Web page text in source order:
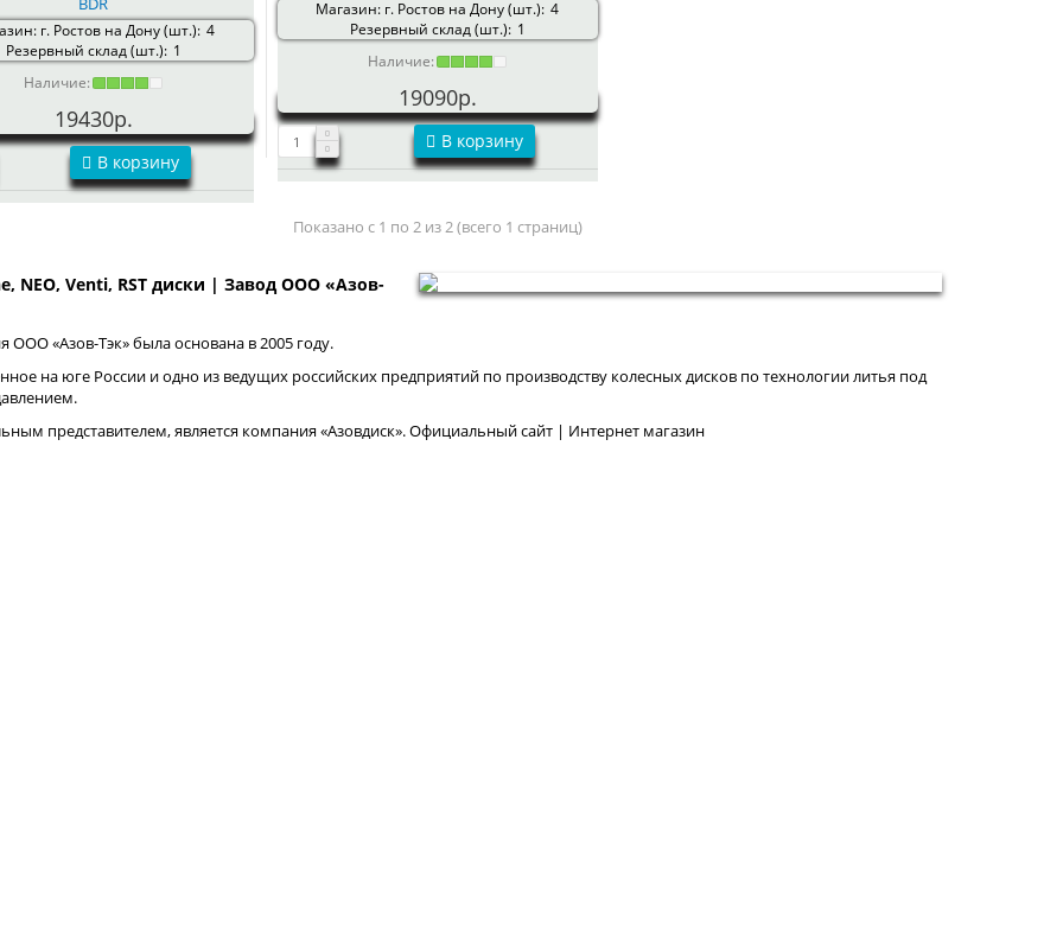
г. Ростов на Дону (шт.): 4
Резервный склад (шт.): 1
Наличие:
19430р.
В корзину
Магазин: г. Ростов на Дону (шт.): 4
Резервный склад (шт.): 1
Наличие:
19090р.
В корзину
Показано с 1 по 2 из 2 (всего 1 страниц)
NEO, Venti, RST диски | Завод ООО «Азов-
ООО «Азов-Тэк» была основана в 2005 году.
на юге России и одно из ведущих российских предприятий по производству колесных дисков по технологии литья под
представителем, является компания «Азовдиск». Официальный сайт | Интернет магазин